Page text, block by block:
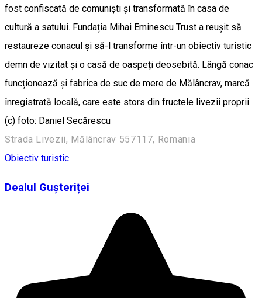
fost confiscată de comuniști și transformată în casa de
cultură a satului. Fundația Mihai Eminescu Trust a reușit să
restaureze conacul și să-l transforme într-un obiectiv turistic
demn de vizitat și o casă de oaspeți deosebită. Lângă conac
funcționează și fabrica de suc de mere de Mălâncrav, marcă
înregistrată locală, care este stors din fructele livezii proprii.
(c) foto: Daniel Secărescu
Strada Livezii, Mălâncrav 557117, Romania
Obiectiv turistic
Dealul Gușteriței